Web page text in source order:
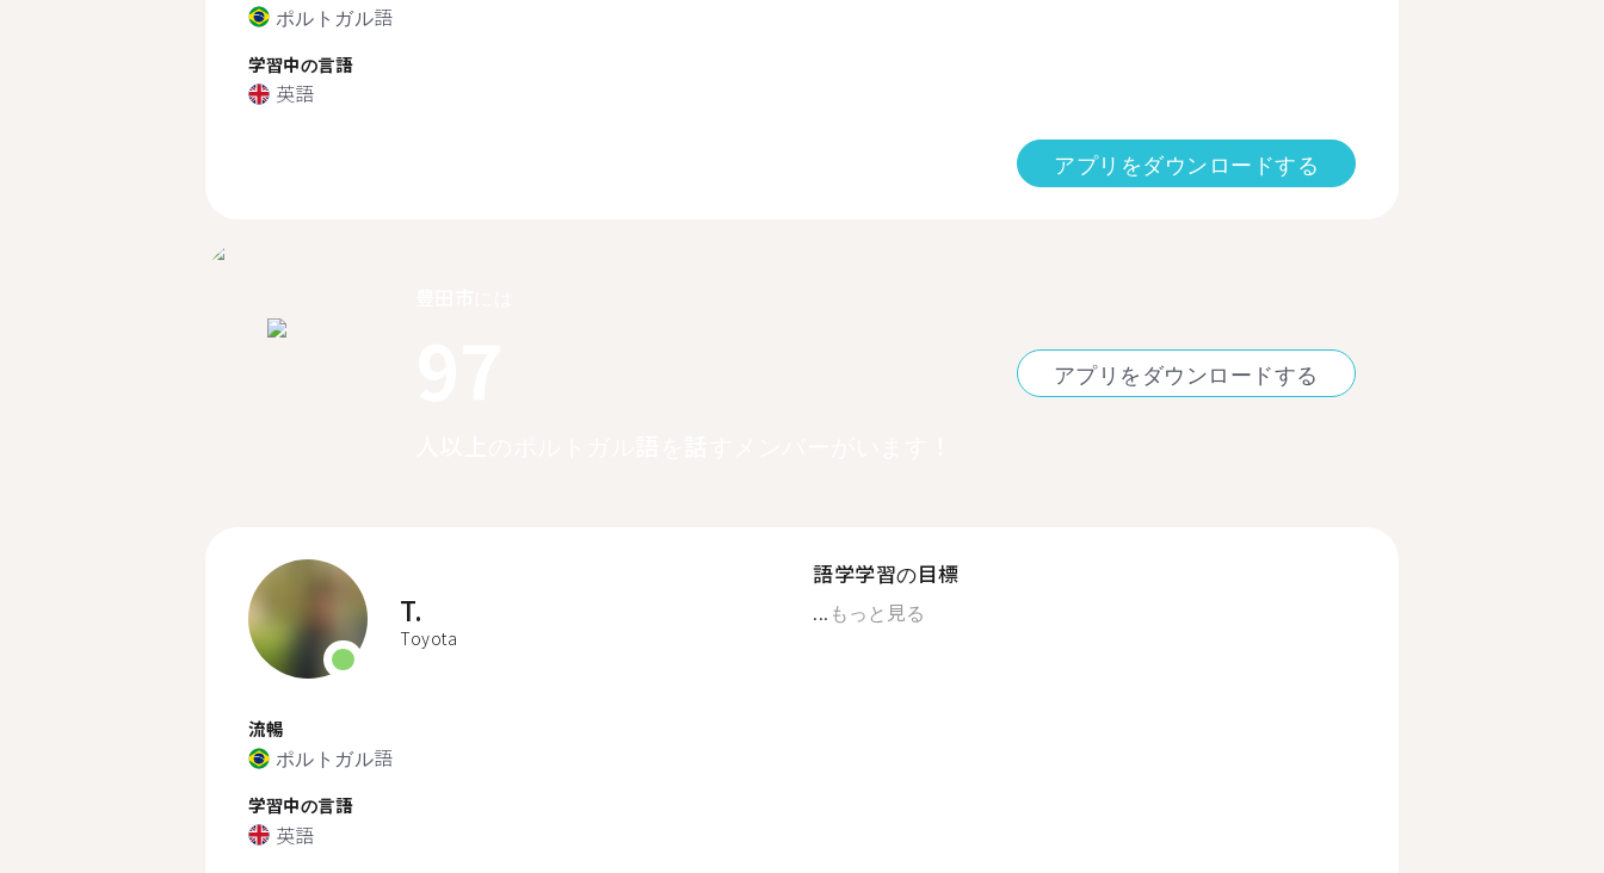
ポルトガル語
学習中の言語
英語
アプリをダウンロードする
アプリをダウンロードする
T.
Toyota
流暢
ポルトガル語
学習中の言語
英語
語学学習の目標
... もっと見る